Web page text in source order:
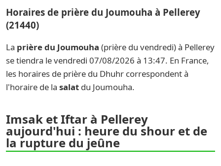
Horaires de prière du Joumouha à Pellerey
(21440)
La prière du Joumouha (prière du vendredi) à Pellerey
se tiendra le vendredi 07/08/2026 à 13:47. En France,
les horaires de prière du Dhuhr correspondent à
l'horaire de la salat du Joumouha.
Imsak et Iftar à Pellerey
aujourd'hui : heure du shour et de
la rupture du jeûne